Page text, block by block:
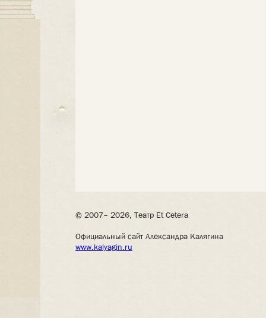
© 2007– 2026, Театр Et Cetera
Официальный сайт Александра Калягина
www.kalyagin.ru